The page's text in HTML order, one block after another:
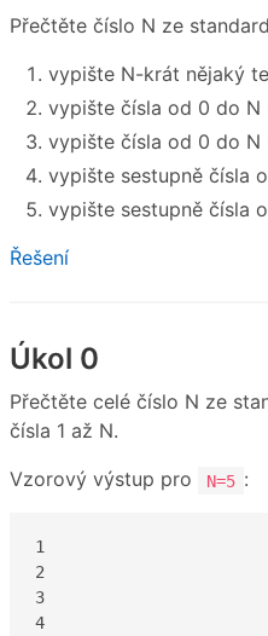
Přečtěte číslo N ze
vypište N-krát nějaký
vypište čísla od 0 do N
vypište čísla od 0 do N
vypište sestupně čísla
vypište sestupně čísla
Řešení
Úkol 0
Přečtěte celé číslo N ze
čísla 1 až N.
Vzorový výstup pro
N=5 :
1
2
3
4